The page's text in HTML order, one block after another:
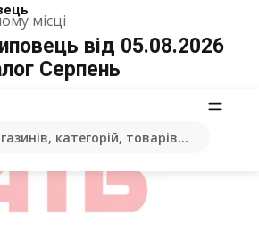
місці
категорій, товарів...
від 05.08.2026
Серпень